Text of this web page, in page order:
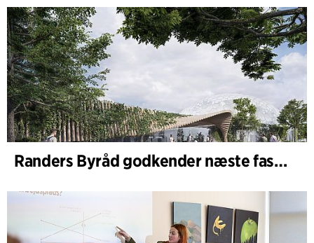
Randers Byråd godkender næste fase af udvidelsen af Randers Regnskov